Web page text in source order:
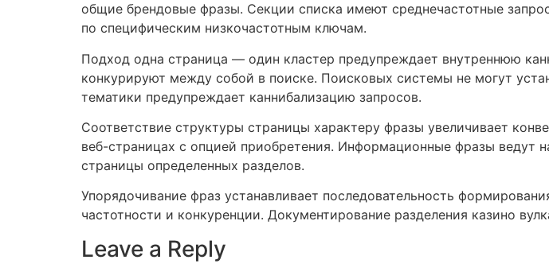
общие брендовые фразы. Секции списка имеют среднечастотные
по специфическим низкочастотным ключам.
Подход одна страница — один кластер предупреждает внутреннюю
конкурируют между собой в поиске. Поисковых системы не могут
тематики предупреждает каннибализацию запросов.
Соответствие структуры страницы характеру фразы увеличивает
веб-страницах с опцией приобретения. Информационные фразы ведут
страницы определенных разделов.
Упорядочивание фраз устанавливает последовательность
частотности и конкуренции. Документирование разделения казино
Leave a Reply